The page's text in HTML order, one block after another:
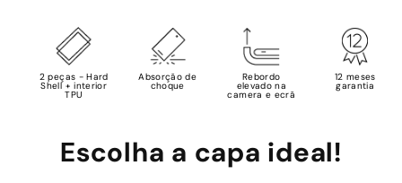
2 peças - Hard
Shell + interior
TPU
Absorção de
choque
Rebordo
elevado na
camera e ecrã
12 meses
garantia
Escolha a capa ideal!